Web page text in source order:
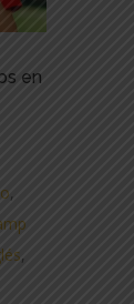
en
,
,